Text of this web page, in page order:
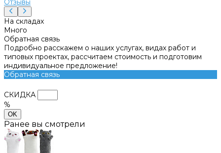
Отзывы
На складах
Много
Обратная связь
Подробно расскажем о наших услугах, видах работ и
типовых проектах, рассчитаем стоимость и подготовим
индивидуальное предложение!
Обратная связь
СКИДКА
%
OK
Ранее вы смотрели